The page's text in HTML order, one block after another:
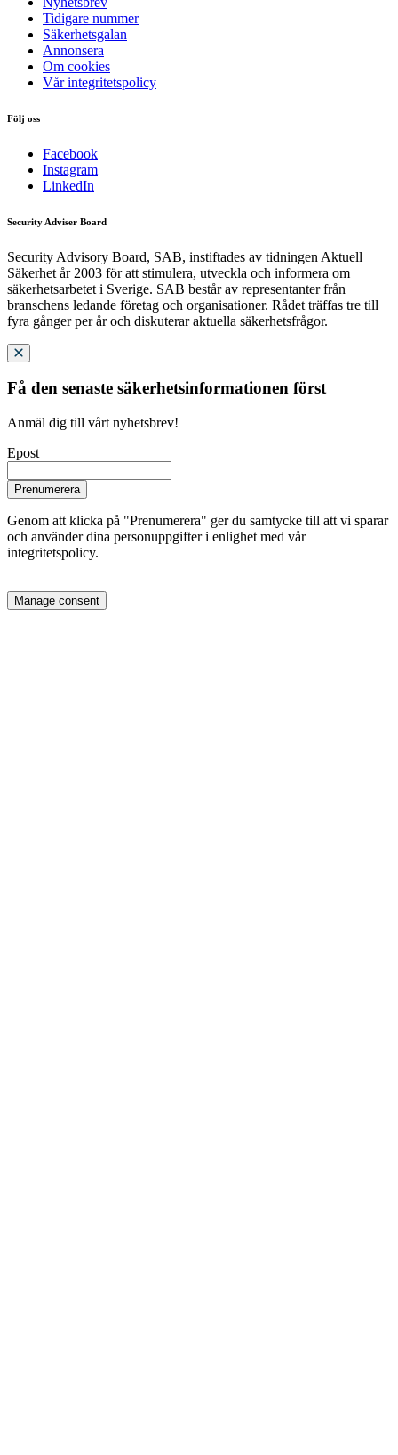
Tidigare nummer
Säkerhetsgalan
Annonsera
Om cookies
Vår integritetspolicy
Följ oss
Facebook
Instagram
LinkedIn
Security Adviser Board
Security Advisory Board, SAB, instiftades av tidningen Aktuell
Säkerhet år 2003 för att stimulera, utveckla och informera om
säkerhetsarbetet i Sverige. SAB består av representanter från
branschens ledande företag och organisationer. Rådet träffas tre till
fyra gånger per år och diskuterar aktuella säkerhetsfrågor.
Få den senaste säkerhetsinformationen först
Anmäl dig till vårt nyhetsbrev!
Epost
Prenumerera
Genom att klicka på "Prenumerera" ger du samtycke till att vi sparar
och använder dina personuppgifter i enlighet med vår
integritetspolicy.
Manage consent